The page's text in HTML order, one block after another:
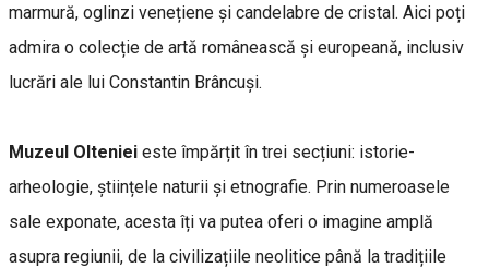
marmură, oglinzi venețiene și candelabre de cristal. Aici poți
admira o colecție de artă românească și europeană, inclusiv
lucrări ale lui Constantin Brâncuși.
Muzeul Olteniei este împărțit în trei secțiuni: istorie-
arheologie, științele naturii și etnografie. Prin numeroasele
sale exponate, acesta îți va putea oferi o imagine amplă
asupra regiunii, de la civilizațiile neolitice până la tradițiile